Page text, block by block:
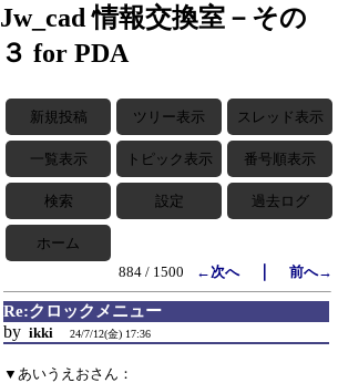
Jw_cad 情報交換室－その
３ for PDA
新規投稿 ツリー表示 スレッド表示
一覧表示 トピック表示 番号順表示
検索 設定 過去ログ
ホーム
884 / 1500
←次へ｜ 前へ→
Re:クロックメニュー
by ikki 24/7/12(金) 17:36
▼あいうえおさん：